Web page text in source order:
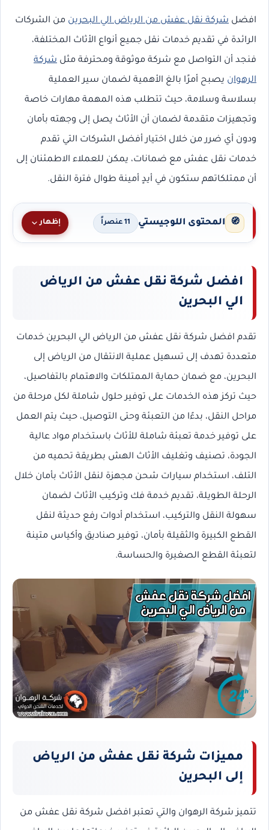
افضل شركة نقل عفش من الرياض الي البحرين من الشركات
الرائدة في تقديم خدمات نقل جميع أنواع الأثاث المختلفة،
فنجد أن التواصل مع شركة موثوقة ومحترفة مثل شركة
الرهوان يصبح أمرًا بالغ الأهمية لضمان سير العملية
بسلاسة وسلامة، حيث تتطلب هذه المهمة مهارات خاصة
وتجهيزات متقدمة لضمان أن الأثاث يصل إلى وجهته بأمان
ودون أي ضرر من خلال اختيار أفضل الشركات التي تقدم
خدمات نقل عفش مع ضمانات، يمكن للعملاء الاطمئنان إلى
أن ممتلكاتهم ستكون في أيدٍ أمينة طوال فترة النقل.
🧭 المحتوى اللوجيستي 11 عنصراً إظهار
افضل شركة نقل عفش من الرياض
الي البحرين
تقدم افضل شركة نقل عفش من الرياض الي البحرين خدمات
متعددة تهدف إلى تسهيل عملية الانتقال من الرياض إلى
البحرين، مع ضمان حماية الممتلكات والاهتمام بالتفاصيل،
حيث تركز هذه الخدمات على توفير حلول شاملة لكل مرحلة من
مراحل النقل، بدءًا من التعبئة وحتى التوصيل، حيث يتم العمل
على توفير خدمة تعبئة شاملة للأثاث باستخدام مواد عالية
الجودة، تصنيف وتغليف الأثاث الهش بطريقة تحميه من
التلف، استخدام سيارات شحن مجهزة لنقل الأثاث بأمان خلال
الرحلة الطويلة، تقديم خدمة فك وتركيب الأثاث لضمان
سهولة النقل والتركيب، استخدام أدوات رفع حديثة لنقل
القطع الكبيرة والثقيلة بأمان، توفير صناديق وأكياس متينة
لتعبئة القطع الصغيرة والحساسة.
مميزات شركة نقل عفش من الرياض
إلى البحرين
تتميز شركة الرهوان والتي تعتبر افضل شركة نقل عفش من